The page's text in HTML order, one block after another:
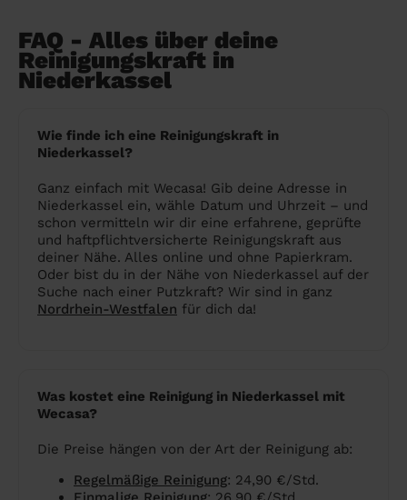
FAQ - Alles über deine
Reinigungskraft in
Niederkassel
Wie finde ich eine Reinigungskraft in
Niederkassel?
Ganz einfach mit Wecasa! Gib deine Adresse in
Niederkassel ein, wähle Datum und Uhrzeit – und
schon vermitteln wir dir eine erfahrene, geprüfte
und haftpflichtversicherte Reinigungskraft aus
deiner Nähe. Alles online und ohne Papierkram.
Oder bist du in der Nähe von Niederkassel auf der
Suche nach einer Putzkraft? Wir sind in ganz
Nordrhein-Westfalen für dich da!
Was kostet eine Reinigung in Niederkassel mit
Wecasa?
Die Preise hängen von der Art der Reinigung ab:
Regelmäßige Reinigung: 24,90 €/Std.